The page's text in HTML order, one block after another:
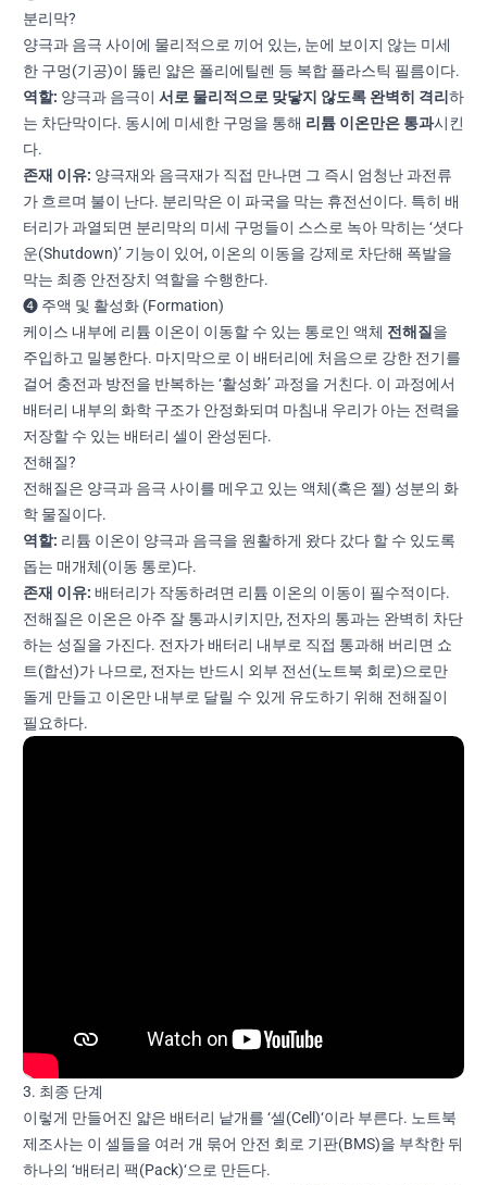
분리막?
양극과 음극 사이에 물리적으로 끼어 있는, 눈에 보이지 않는 미세
한 구멍(기공)이 뚫린 얇은 폴리에틸렌 등 복합 플라스틱 필름이다.
역할: 양극과 음극이 서로 물리적으로 맞닿지 않도록 완벽히 격리 하
는 차단막이다. 동시에 미세한 구멍을 통해 리튬 이온만은 통과시킨
다.
존재 이유: 양극재와 음극재가 직접 만나면 그 즉시 엄청난 과전류
가 흐르며 불이 난다. 분리막은 이 파국을 막는 휴전선이다. 특히 배
터리가 과열되면 분리막의 미세 구멍들이 스스로 녹아 막히는 ‘셧다
운(Shutdown)’ 기능이 있어, 이온의 이동을 강제로 차단해 폭발을
막는 최종 안전장치 역할을 수행한다.
❹ 주액 및 활성화 (Formation)
케이스 내부에 리튬 이온이 이동할 수 있는 통로인 액체 전해질 을
주입하고 밀봉한다. 마지막으로 이 배터리에 처음으로 강한 전기를
걸어 충전과 방전을 반복하는 ‘활성화’ 과정을 거친다. 이 과정에서
배터리 내부의 화학 구조가 안정화되며 마침내 우리가 아는 전력을
저장할 수 있는 배터리 셀이 완성된다.
전해질?
전해질은 양극과 음극 사이를 메우고 있는 액체(혹은 젤) 성분의 화
학 물질이다.
역할: 리튬 이온이 양극과 음극을 원활하게 왔다 갔다 할 수 있도록
돕는 매개체(이동 통로)다.
존재 이유: 배터리가 작동하려면 리튬 이온의 이동이 필수적이다.
전해질은 이온은 아주 잘 통과시키지만, 전자의 통과는 완벽히 차단
하는 성질을 가진다. 전자가 배터리 내부로 직접 통과해 버리면 쇼
트(합선)가 나므로, 전자는 반드시 외부 전선(노트북 회로)으로만
돌게 만들고 이온만 내부로 달릴 수 있게 유도하기 위해 전해질이
필요하다.
3. 최종 단계
이렇게 만들어진 얇은 배터리 낱개를 ‘셀(Cell)‘이라 부른다. 노트북
제조사는 이 셀들을 여러 개 묶어 안전 회로 기판(BMS)을 부착한 뒤
하나의 ‘배터리 팩(Pack)‘으로 만든다.